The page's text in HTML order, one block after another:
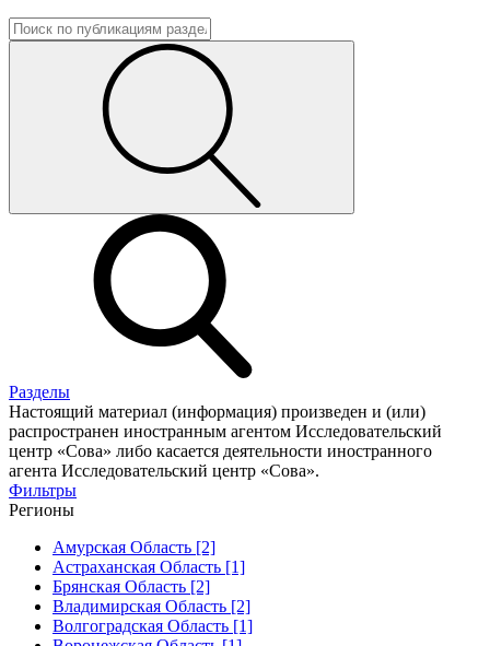
Разделы
Настоящий материал (информация) произведен и (или)
распространен иностранным агентом Исследовательский
центр «Сова» либо касается деятельности иностранного
агента Исследовательский центр «Сова».
Фильтры
Регионы
Амурская Область [2]
Астраханская Область [1]
Брянская Область [2]
Владимирская Область [2]
Волгоградская Область [1]